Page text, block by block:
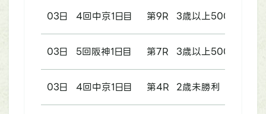
03日 4回中京1日目 第9R 3歳以上500万下
03日 5回阪神1日目 第7R 3歳以上500万下
03日 4回中京1日目 第4R 2歳未勝利